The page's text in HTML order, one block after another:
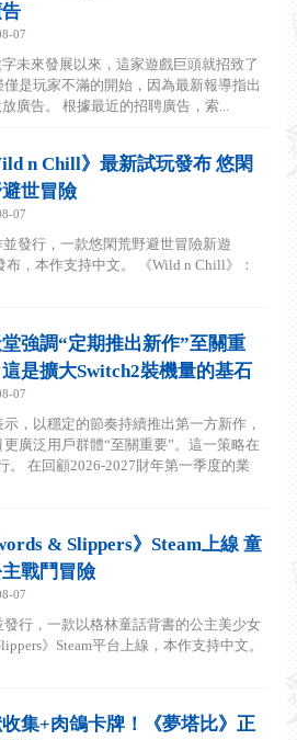
07
未來發展以來，這家遊戲巨頭就招致了
是玩家不滿的開始，因為最新報導指出
廣告。 根據最近的招聘廣告，索...
n Chill》最新試玩發布 悠閑
世冒險
07
並發行，一款悠閑荒野避世冒險新遊
布，本作支持中文。 《Wild n Chill》：
強調“定期推出新作”至關重
是擴大Switch2裝機量的基石
07
，以穩定的節奏持續推出第一方新作，
廣泛用戶群體“至關重要”。這一策略在
。 在回顧2026-2027財年第一季度的業
& Slippers》Steam上線 童
戰鬥冒險
07
發行，一款以格林童話背書的公主美少女
》Steam平台上線，本作支持中文。
集+肉鴿卡牌！《夢塔比》正